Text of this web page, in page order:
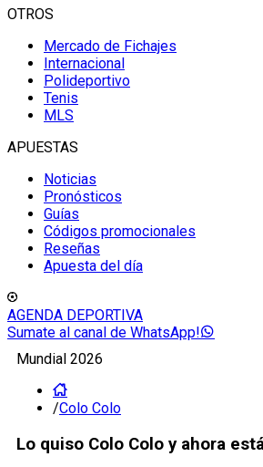
OTROS
Mercado de Fichajes
Internacional
Polideportivo
Tenis
MLS
APUESTAS
Noticias
Pronósticos
Guías
Códigos promocionales
Reseñas
Apuesta del día
AGENDA DEPORTIVA
Sumate al canal de WhatsApp!
Mundial 2026
/Colo Colo
Lo quiso Colo Colo y ahora